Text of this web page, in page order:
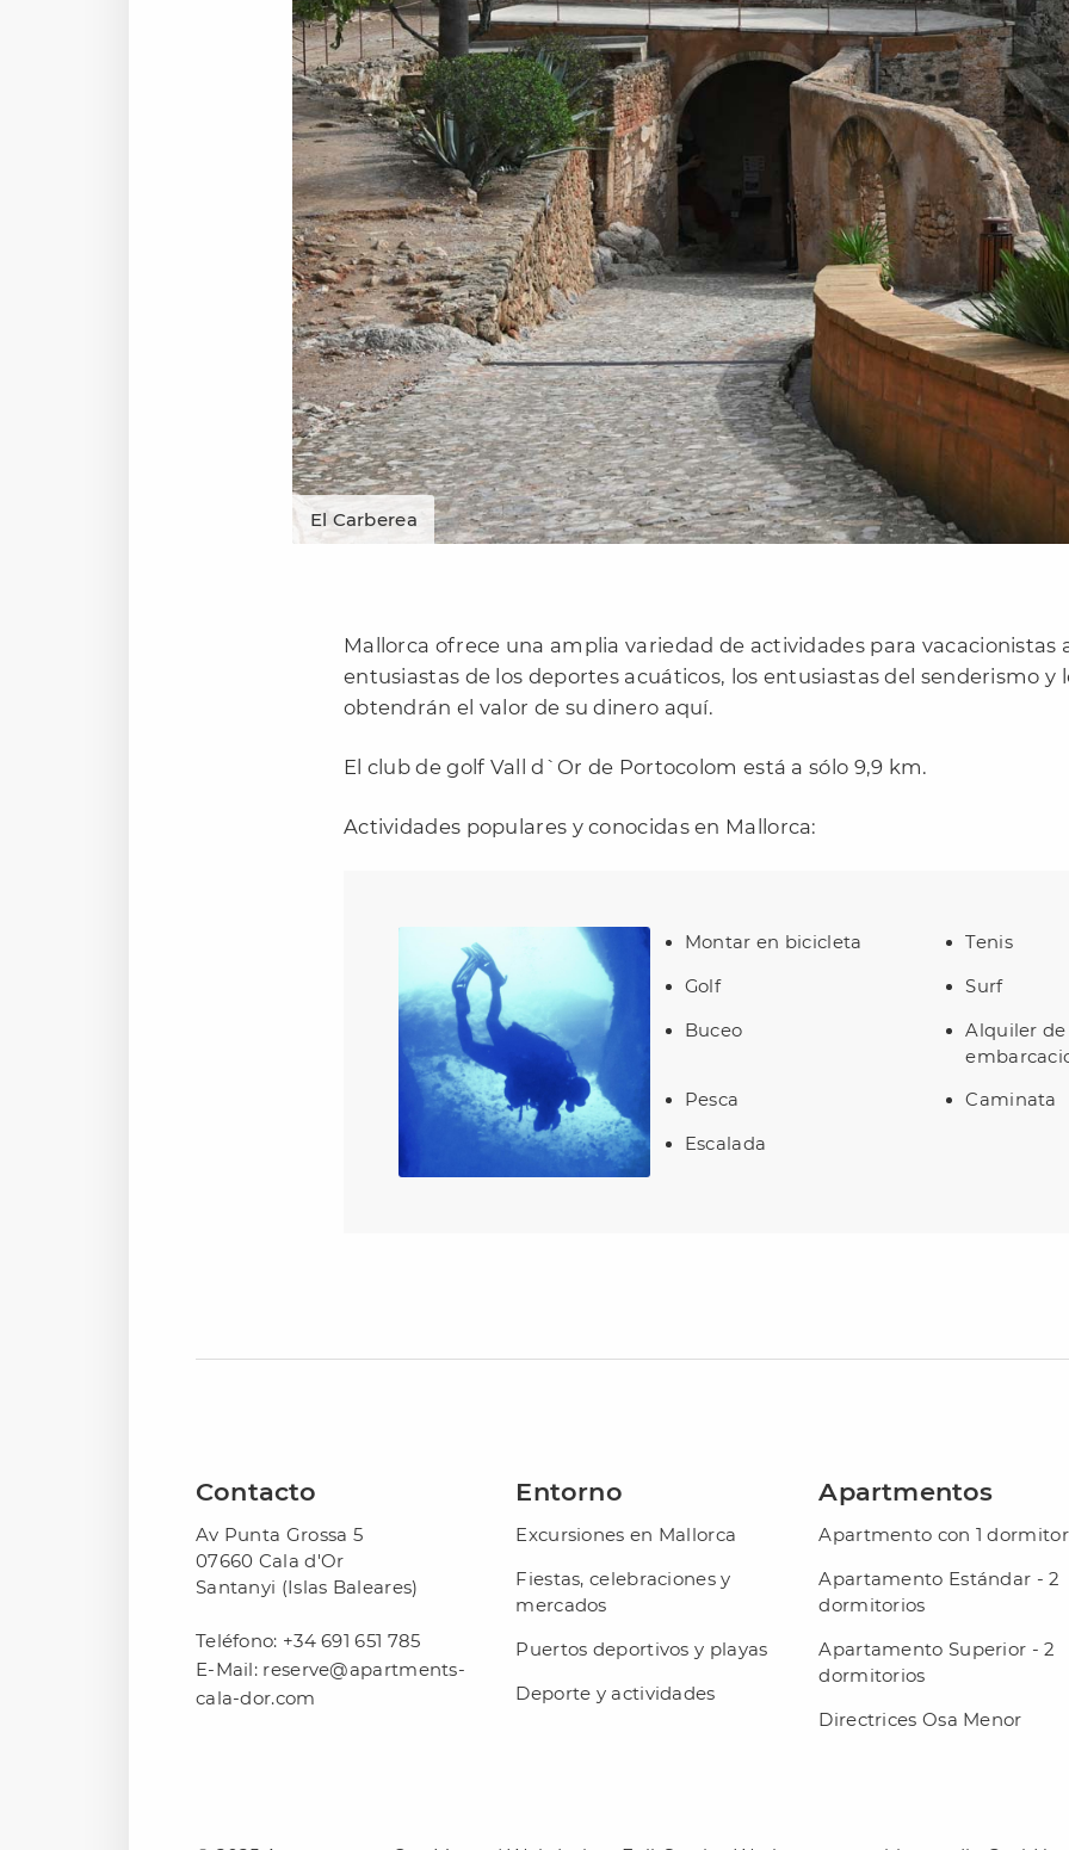
El Carberea
Mallorca ofrece una amplia variedad de actividades para vacacionistas
entusiastas de los deportes acuáticos, los entusiastas del senderismo y
obtendrán el valor de su dinero aquí.
El club de golf Vall d`Or de Portocolom está a sólo 9,9 km.
Actividades populares y conocidas en Mallorca:
Montar en bicicleta Tenis
Golf Surf
Buceo
Alquiler de
Pesca Caminata
Escalada
Contacto
Av Punta Grossa 5
07660 Cala d'Or
Santanyi (Islas Baleares)
Teléfono: +34 691 651 785
E-Mail: reserve@apartments-
cala-dor.com
Entorno
Excursiones en Mallorca
Fiestas, celebraciones y
mercados
Puertos deportivos y playas
Deporte y actividades
Apartmentos
Apartmento con 1
Apartamento Estándar - 2
dormitorios
Apartamento Superior - 2
dormitorios
Directrices Osa Menor